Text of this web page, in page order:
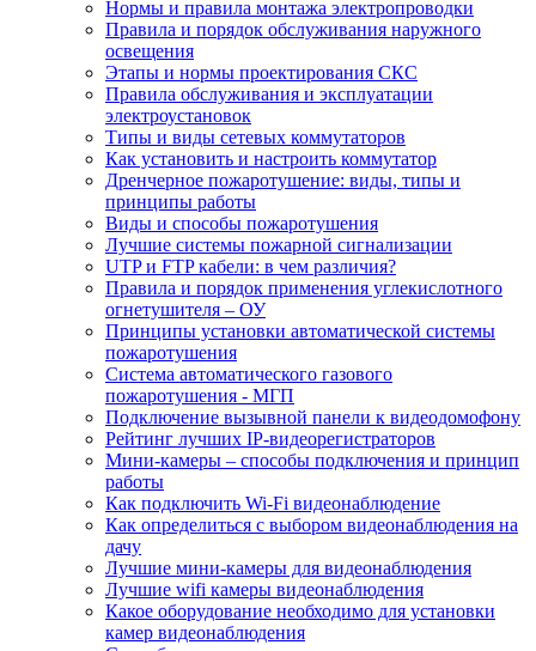
Нормы и правила монтажа электропроводки
Правила и порядок обслуживания наружного
освещения
Этапы и нормы проектирования СКС
Правила обслуживания и эксплуатации
электроустановок
Типы и виды сетевых коммутаторов
Как установить и настроить коммутатор
Дренчерное пожаротушение: виды, типы и
принципы работы
Виды и способы пожаротушения
Лучшие системы пожарной сигнализации
UTP и FTP кабели: в чем различия?
Правила и порядок применения углекислотного
огнетушителя – ОУ
Принципы установки автоматической системы
пожаротушения
Система автоматического газового
пожаротушения - МГП
Подключение вызывной панели к видеодомофону
Рейтинг лучших IP-видеорегистраторов
Мини-камеры – способы подключения и принцип
работы
Как подключить Wi-Fi видеонаблюдение
Как определиться с выбором видеонаблюдения на
дачу
Лучшие мини-камеры для видеонаблюдения
Лучшие wifi камеры видеонаблюдения
Какое оборудование необходимо для установки
камер видеонаблюдения